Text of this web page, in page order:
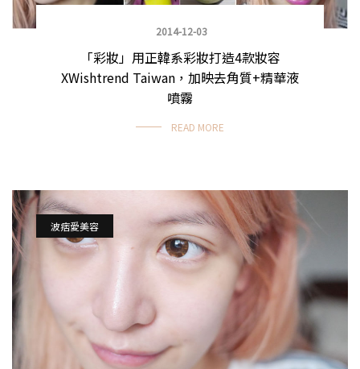
2014-12-03
「彩妝」用正韓系彩妝打造4款妝容
XWishtrend Taiwan，加映去角質+精華液
噴霧
READ MORE
波痞愛美容